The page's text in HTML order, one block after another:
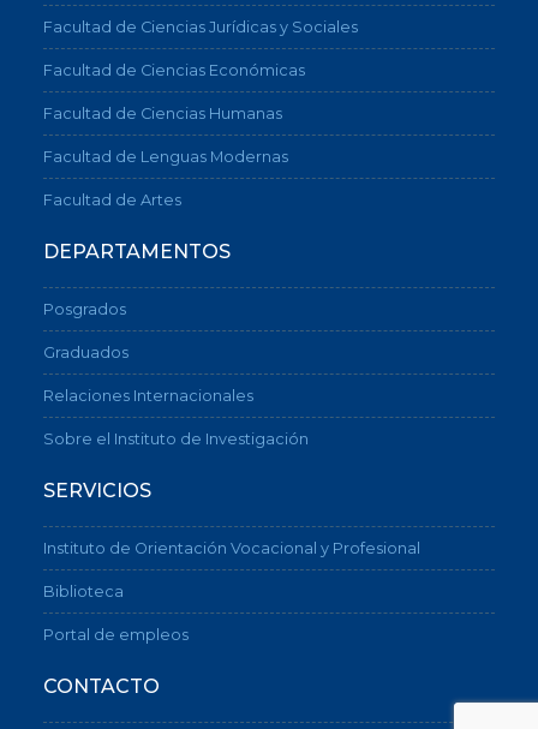
Facultad de Ciencias Jurídicas y Sociales
Facultad de Ciencias Económicas
Facultad de Ciencias Humanas
Facultad de Lenguas Modernas
Facultad de Artes
DEPARTAMENTOS
Posgrados
Graduados
Relaciones Internacionales
Sobre el Instituto de Investigación
SERVICIOS
Instituto de Orientación Vocacional y Profesional
Biblioteca
Portal de empleos
CONTACTO